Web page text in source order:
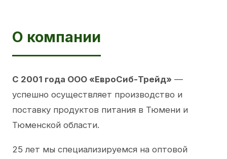
О компании
С 2001 года ООО «ЕвроСиб-Трейд» —
успешно осуществляет производство и
поставку продуктов питания в Тюмени и
Тюменской области.
25 лет мы специализируемся на оптовой